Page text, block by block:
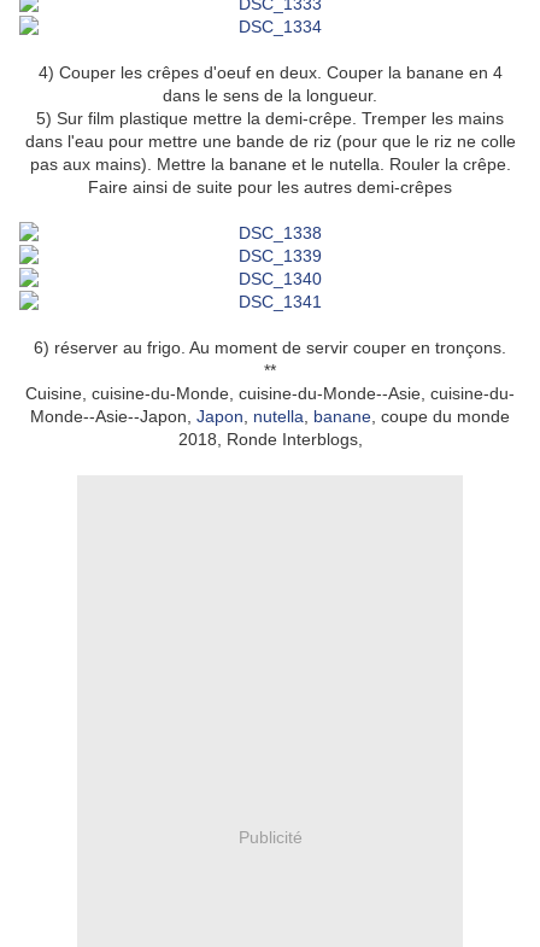
4) Couper les crêpes d'oeuf en deux. Couper la banane en 4
dans le sens de la longueur.
5) Sur film plastique mettre la demi-crêpe. Tremper les mains
dans l'eau pour mettre une bande de riz (pour que le riz ne colle
pas aux mains). Mettre la banane et le nutella. Rouler la crêpe.
Faire ainsi de suite pour les autres demi-crêpes
6) réserver au frigo. Au moment de servir couper en tronçons.
**
Cuisine, cuisine-du-Monde, cuisine-du-Monde--Asie, cuisine-du-
Monde--Asie--Japon, Japon nutella banane , coupe du monde
2018, Ronde Interblogs,
Publicité